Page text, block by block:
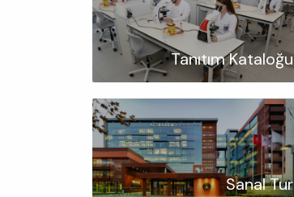
Tanıtım Kataloğu
Sanal Tur